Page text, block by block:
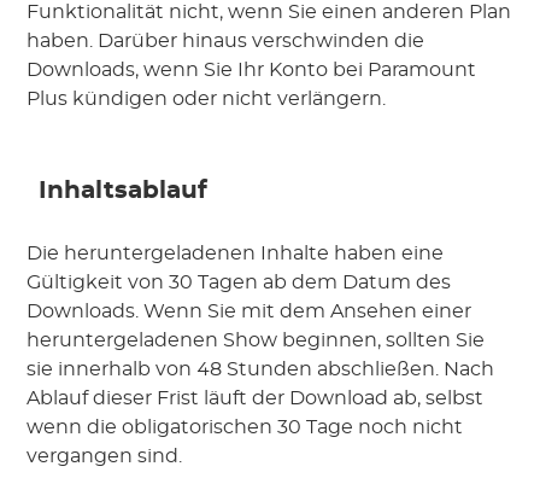
Funktionalität nicht, wenn Sie einen anderen Plan
haben. Darüber hinaus verschwinden die
Downloads, wenn Sie Ihr Konto bei Paramount
Plus kündigen oder nicht verlängern.
Inhaltsablauf
Die heruntergeladenen Inhalte haben eine
Gültigkeit von 30 Tagen ab dem Datum des
Downloads. Wenn Sie mit dem Ansehen einer
heruntergeladenen Show beginnen, sollten Sie
sie innerhalb von 48 Stunden abschließen. Nach
Ablauf dieser Frist läuft der Download ab, selbst
wenn die obligatorischen 30 Tage noch nicht
vergangen sind.